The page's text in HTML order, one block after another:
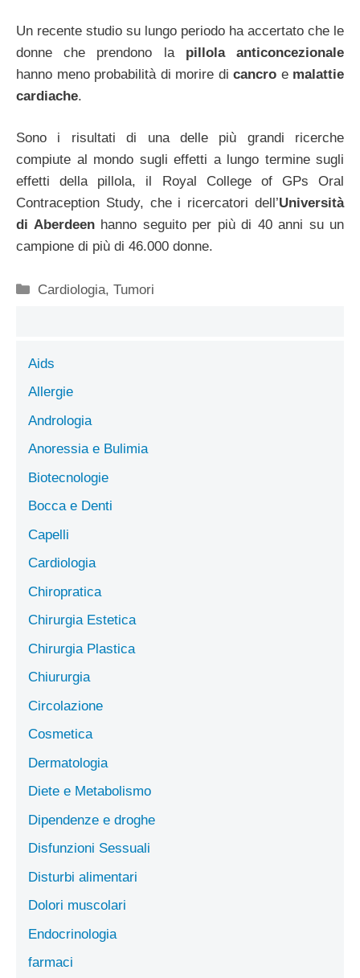
Un recente studio su lungo periodo ha accertato che le
donne che prendono la pillola anticoncezionale
hanno meno probabilità di morire di cancro e malattie
cardiache.
Sono i risultati di una delle più grandi ricerche
compiute al mondo sugli effetti a lungo termine sugli
effetti della pillola, il Royal College of GPs Oral
Contraception Study, che i ricercatori dell’Università
di Aberdeenhanno seguito per più di 40 anni su un
campione di più di 46.000 donne.
Categorie
Cardiologia,Tumori
Aids
Allergie
Andrologia
Anoressia e Bulimia
Biotecnologie
Bocca e Denti
Capelli
Cardiologia
Chiropratica
Chirurgia Estetica
Chirurgia Plastica
Chiururgia
Circolazione
Cosmetica
Dermatologia
Diete e Metabolismo
Dipendenze e droghe
Disfunzioni Sessuali
Disturbi alimentari
Dolori muscolari
Endocrinologia
farmaci